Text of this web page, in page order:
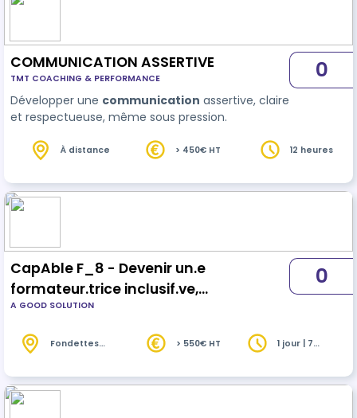
COMMUNICATION ASSERTIVE
TMT COACHING & PERFORMANCE
Développer une communication assertive, claire
et respectueuse, même sous pression.
0
À distance > 450€ HT 12 heures
CapAble F_8 - Devenir un.e
formateur.trice inclusif.ve,
Appréhender les handicaps cognitifs -
INTER
A GOOD SOLUTION
0
Fondettes
> 550€ HT
1 jour | 7